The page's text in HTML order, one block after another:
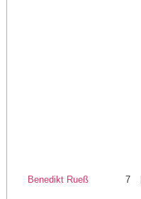
Benedikt Rueß 7